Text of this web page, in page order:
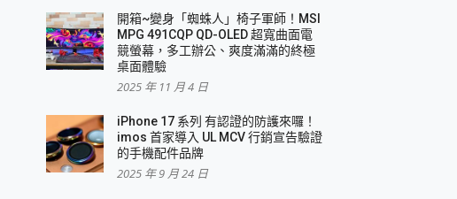
開箱~變身「蜘蛛人」椅子軍師！MSI
MPG 491CQP QD-OLED 超寬曲面電
競螢幕，多工辦公、爽度滿滿的終極
桌面體驗
2025 年 11 月 4 日
iPhone 17 系列 有認證的防護來囉！
imos 首家導入 UL MCV 行銷宣告驗證
的手機配件品牌
2025 年 9 月 24 日